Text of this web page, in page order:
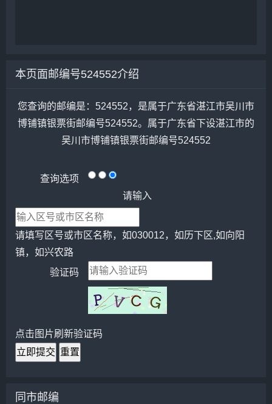
本页面邮编号524552介绍
您查询的邮编是：524552，是属于广东省湛江市吴川市
博铺镇银票街邮编号524552。属于广东省下设湛江市的
吴川市博铺镇银票街邮编号524552
查询选项
请输入
请填写区号或市区名称，如030012，如历下区,如向阳
镇，如兴农路
验证码
点击图片刷新验证码
立即提交 重置
同市邮编